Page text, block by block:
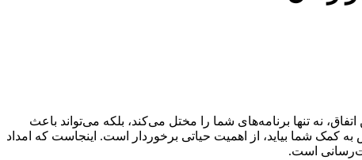
نه تنها برنامه‌های شما را مختل می‌کند، بلکه می‌تواند باعث
شما بیاید، از اهمیت حیاتی برخوردار است. اینجاست که امداد
است.